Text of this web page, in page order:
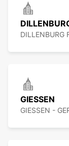
DILLENBURG
GIESSEN
GIESSEN -